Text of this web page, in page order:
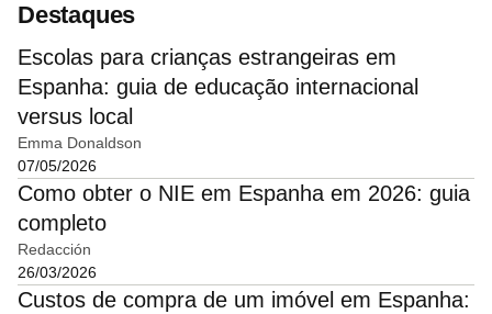
Destaques
Escolas para crianças estrangeiras em
Espanha: guia de educação internacional
versus local
Emma Donaldson
07/05/2026
Como obter o NIE em Espanha em 2026: guia
completo
Redacción
26/03/2026
Custos de compra de um imóvel em Espanha: